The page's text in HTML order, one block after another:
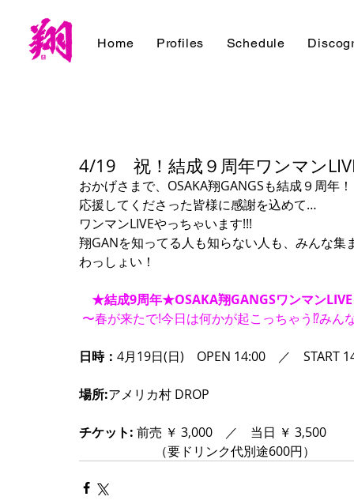
Home Profiles Schedule
4/19 祝！結成９周年ワンマン
おかげさまで、OSAKA翔GANGSも結成９周年
応援してくださった皆様に感謝を込めて…
ワンマンLIVEやっちゃいます!!!
翔GANを知ってる人も知らない人も、みんな集
わっしょい！
★結成9周年★OSAKA翔GANGSワンマンLIVE
〜春が来たで!今日は何かが起こっちゃう⁉︎みん
日時： 4月19日(日)　OPEN 14:00　／　START
場所:アメリカ村 DROP
チケット: 前売 ￥ 3,000　／　当日 ￥ 3,500
（要ドリンク代別途600円）